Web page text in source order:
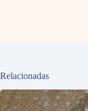
Relacionadas